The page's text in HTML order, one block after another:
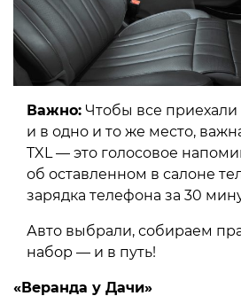
Важно: Чтобы все
и в одно и то же место,
TXL — это голосовое
об оставленном в салоне
зарядка телефона за 30
Авто выбрали, собираем
набор — и в путь!
«Веранда у Дачи»